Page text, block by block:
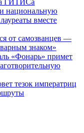
ГИТИСа
национальную
вместе
от самозванцев —
знаком»
«Фонарь» примет
тезок императриц